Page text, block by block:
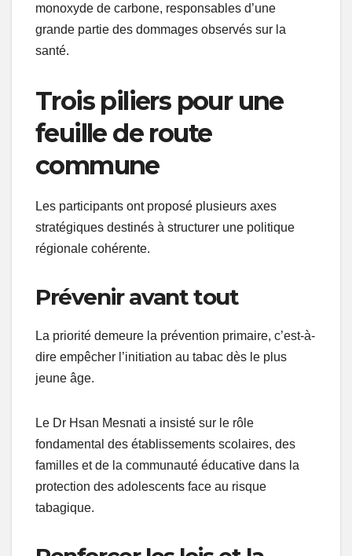
monoxyde de carbone, responsables d’une
grande partie des dommages observés sur la
santé.
Trois piliers pour une
feuille de route
commune
Les participants ont proposé plusieurs axes
stratégiques destinés à structurer une politique
régionale cohérente.
Prévenir avant tout
La priorité demeure la prévention primaire, c’est-à-
dire empêcher l’initiation au tabac dès le plus
jeune âge.
Le Dr Hsan Mesnati a insisté sur le rôle
fondamental des établissements scolaires, des
familles et de la communauté éducative dans la
protection des adolescents face au risque
tabagique.